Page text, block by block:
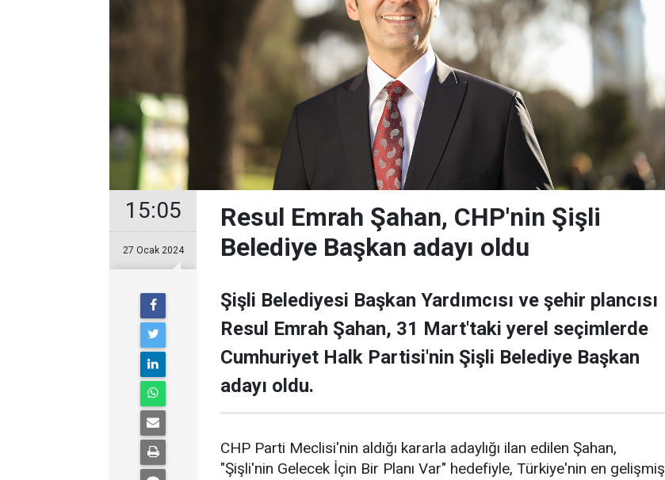
15:05
27 Ocak 2024
Resul Emrah Şahan, CHP'nin Şişli
Belediye Başkan adayı oldu
Şişli Belediyesi Başkan Yardımcısı ve şehir plancısı
Resul Emrah Şahan, 31 Mart'taki yerel seçimlerde
Cumhuriyet Halk Partisi'nin Şişli Belediye Başkan
adayı oldu.
CHP Parti Meclisi'nin aldığı kararla adaylığı ilan edilen Şahan,
"Şişli'nin Gelecek İçin Bir Planı Var" hedefiyle, Türkiye'nin en gelişmiş